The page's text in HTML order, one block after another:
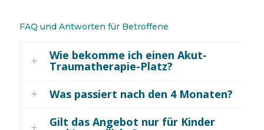
FAQ und Antworten für Betroffene
Wie bekomme ich einen Akut-
Traumatherapie-Platz?
Was passiert nach den 4 Monaten?
Gilt das Angebot nur für Kinder